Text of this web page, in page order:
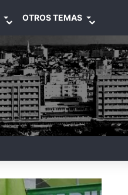
OTROS TEMAS